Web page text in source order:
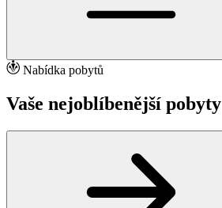
Nabídka pobytů
Vaše nejoblíbenější pobyty